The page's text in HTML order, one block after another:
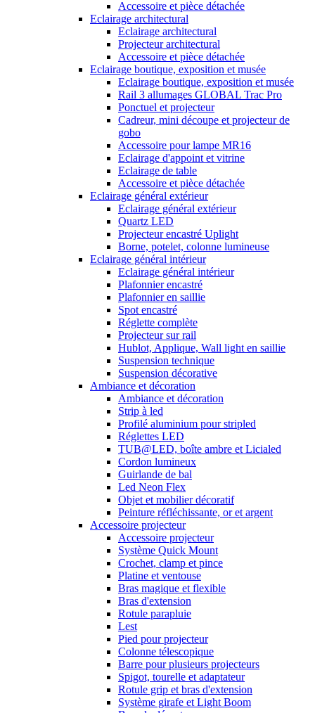
Accessoire et pièce détachée
Eclairage architectural
Eclairage architectural
Projecteur architectural
Accessoire et pièce détachée
Eclairage boutique, exposition et musée
Eclairage boutique, exposition et musée
Rail 3 allumages GLOBAL Trac Pro
Ponctuel et projecteur
Cadreur, mini découpe et projecteur de
gobo
Accessoire pour lampe MR16
Eclairage d'appoint et vitrine
Eclairage de table
Accessoire et pièce détachée
Eclairage général extérieur
Eclairage général extérieur
Quartz LED
Projecteur encastré Uplight
Borne, potelet, colonne lumineuse
Eclairage général intérieur
Eclairage général intérieur
Plafonnier encastré
Plafonnier en saillie
Spot encastré
Réglette complète
Projecteur sur rail
Hublot, Applique, Wall light en saillie
Suspension technique
Suspension décorative
Ambiance et décoration
Ambiance et décoration
Strip à led
Profilé aluminium pour stripled
Réglettes LED
TUB@LED, boîte ambre et Licialed
Cordon lumineux
Guirlande de bal
Led Neon Flex
Objet et mobilier décoratif
Peinture réfléchissante, or et argent
Accessoire projecteur
Accessoire projecteur
Système Quick Mount
Crochet, clamp et pince
Platine et ventouse
Bras magique et flexible
Bras d'extension
Rotule parapluie
Lest
Pied pour projecteur
Colonne télescopique
Barre pour plusieurs projecteurs
Spigot, tourelle et adaptateur
Rotule grip et bras d'extension
Système girafe et Light Boom